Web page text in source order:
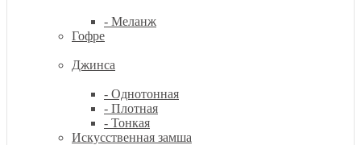
- Меланж
Гофре
Джинса
- Однотонная
- Плотная
- Тонкая
Искусственная замша